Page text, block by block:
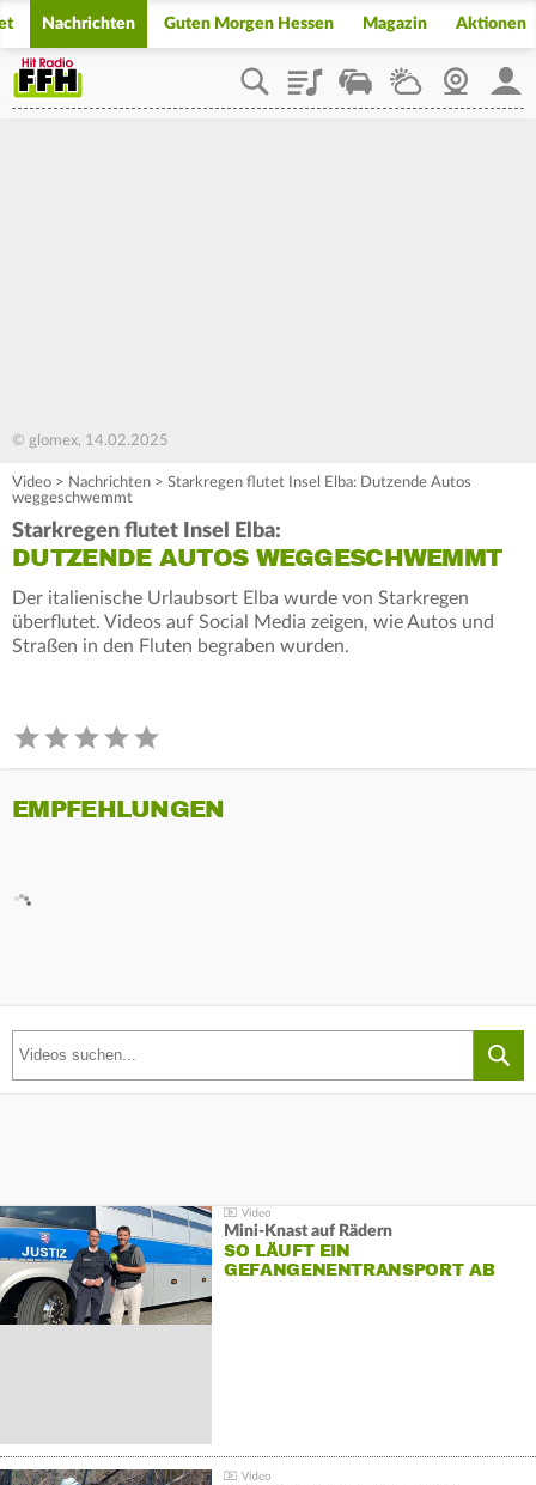
Nachrichten Guten Morgen Hessen Magazin Aktionen
PlaylistStaupilotWetterWebcam
© glomex, 14.02.2025
Video > Nachrichten > Starkregen flutet Insel Elba: Dutzende Autos
weggeschwemmt
Starkregen flutet Insel Elba:
DUTZENDE AUTOS WEGGESCHWEMMT
Der italienische Urlaubsort Elba wurde von Starkregen
überflutet. Videos auf Social Media zeigen, wie Autos und
Straßen in den Fluten begraben wurden.
EMPFEHLUNGEN
Mini-Knast auf Rädern
SO LÄUFT EIN
GEFANGENENTRANSPORT AB